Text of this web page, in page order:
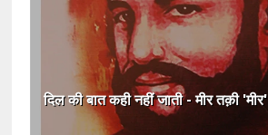
दिल की बात कही नहीं जाती - मीर तक़ी 'मीर'